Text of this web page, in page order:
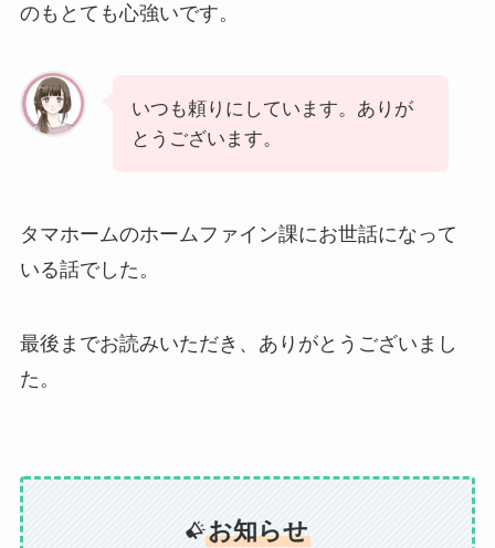
のもとても心強いです。
いつも頼りにしています。ありが
とうございます。
タマホームのホームファイン課にお世話になって
いる話でした。
最後までお読みいただき、ありがとうございまし
た。
お知らせ